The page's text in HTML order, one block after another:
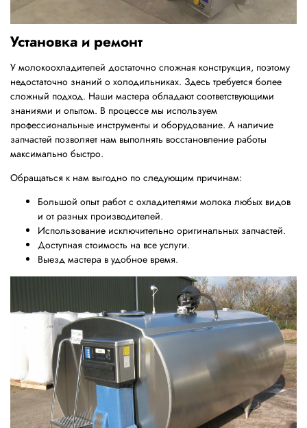
Установка и ремонт
У молокоохладителей достаточно сложная конструкция, поэтому
недостаточно знаний о холодильниках. Здесь требуется более
сложный подход. Наши мастера обладают соответствующими
знаниями и опытом. В процессе мы используем
профессиональные инструменты и оборудование. А наличие
запчастей позволяет нам выполнять восстановление работы
максимально быстро.
Обращаться к нам выгодно по следующим причинам:
Большой опыт работ с охладителями молока любых видов
и от разных производителей.
Использование исключительно оригинальных запчастей.
Доступная стоимость на все услуги.
Выезд мастера в удобное время.